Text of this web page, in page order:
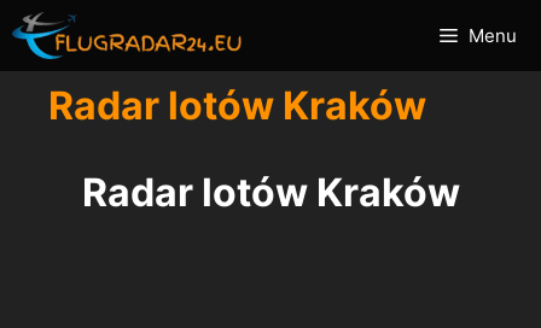
Przejdź
do
treści
Menu
Radar lotów Kraków
Radar lotów Kraków